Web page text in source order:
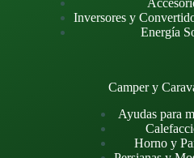
Inversores y
Energía
Camper y
Ayudas para
Horno y